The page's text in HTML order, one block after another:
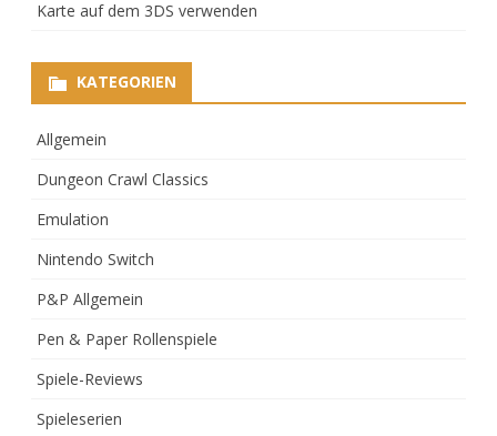
Karte auf dem 3DS verwenden
KATEGORIEN
Allgemein
Dungeon Crawl Classics
Emulation
Nintendo Switch
P&P Allgemein
Pen & Paper Rollenspiele
Spiele-Reviews
Spieleserien